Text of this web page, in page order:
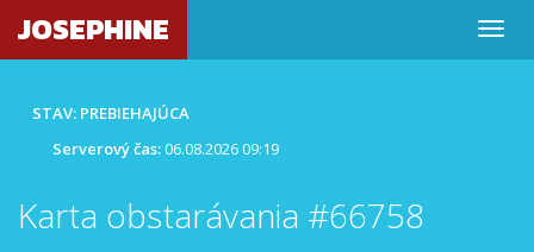
JOSEPHINE
STAV: PREBIEHAJÚCA
Serverový čas:06.08.2026 09:19
Karta obstarávania #66758